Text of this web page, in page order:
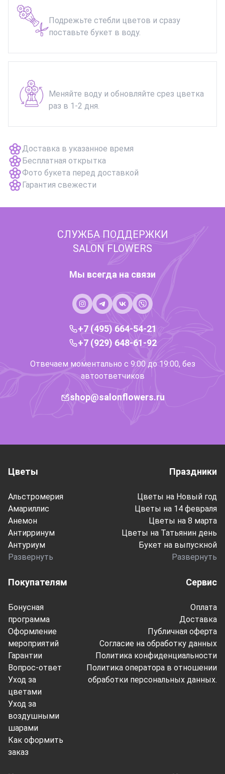
Подрежьте стебли цветов и сразу
поставьте букет в воду.
Меняйте воду и обновляйте срез цветка
раз в 1-2 дня.
Доставка в указанное время
Бесплатная открытка
Фото букета перед доставкой
Гарантия свежести
СЛУЖБА ПОДДЕРЖКИ
SALON FLOWERS
Мы всегда на связи
+7 (495) 664-54-21
+7 (929) 648-61-92
Отвечаем моментально с 9:00 до 19:00, без
автоответчиков
shop@salonflowers.ru
Покупателям
Бонусная
программа
Оформление
мероприятий
Гарантии
Вопрос-ответ
Уход за
цветами
Уход за
воздушными
шарами
Как оформить
заказ
Сервис
Оплата
Доставка
Публичная оферта
Согласие на обработку данных
Политика конфиденциальности
Политика оператора в отношении
обработки персональных данных.
Цветы
Альстромерия
Амариллис
Анемон
Антирринум
Антуриум
Развернуть
Праздники
Цветы на Новый год
Цветы на 14 февраля
Цветы на 8 марта
Цветы на Татьянин день
Букет на выпускной
Развернуть